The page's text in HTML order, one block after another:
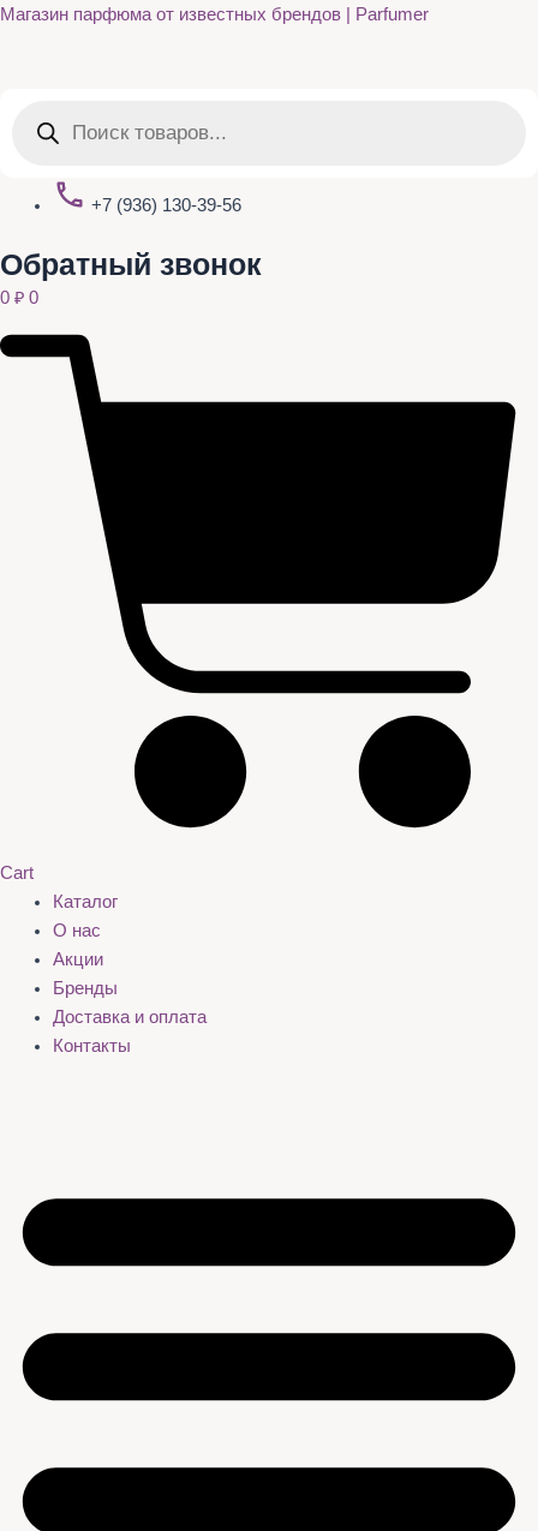
Перейти
Магазин парфюма от известных брендов | Parfumer
товаров
+7 (936) 130-39-56
Обратный звонок
0 ₽ 0
Cart
Каталог
О нас
Акции
Бренды
Доставка и оплата
Контакты
Quantity